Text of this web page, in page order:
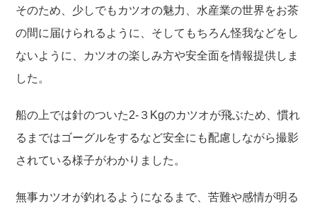
そのため、少しでもカツオの魅力、水産業の世界をお茶
の間に届けられるように、そしてもちろん怪我などをし
ないように、カツオの楽しみ方や安全面を情報提供しま
した。
船の上では針のついた2-３Kgのカツオが飛ぶため、慣れ
るまではゴーグルをするなど安全にも配慮しながら撮影
されている様子がわかりました。
無事カツオが釣れるようになるまで、苦難や感情が明る